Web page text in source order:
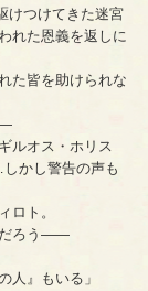
けつけてきた迷宮
れた恩義を返しに
た皆を助けられな
ルオス・ホリス
かし警告の声も
ロト。
だろう――
人』もいる」